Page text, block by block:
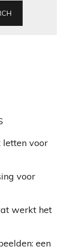
letten voor
voor
werkt het
een